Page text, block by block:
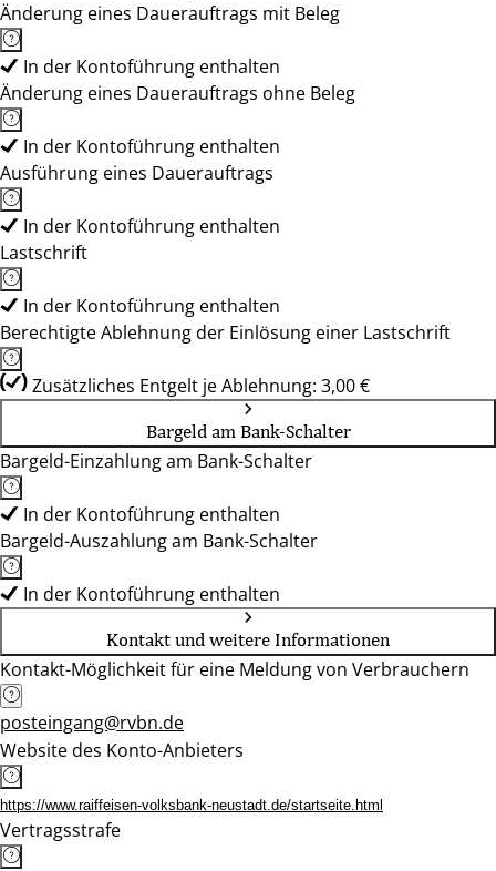
Änderung eines Dauerauftrags mit Beleg
In der Kontoführung enthalten
Änderung eines Dauerauftrags ohne Beleg
In der Kontoführung enthalten
Ausführung eines Dauerauftrags
In der Kontoführung enthalten
Lastschrift
In der Kontoführung enthalten
Berechtigte Ablehnung der Einlösung einer Lastschrift
Zusätzliches Entgelt je Ablehnung: 3,00 €
Bargeld am Bank-Schalter
Bargeld-Einzahlung am Bank-Schalter
In der Kontoführung enthalten
Bargeld-Auszahlung am Bank-Schalter
In der Kontoführung enthalten
Kontakt und weitere Informationen
Kontakt-Möglichkeit für eine Meldung von Verbrauchern
posteingang@rvbn.de
Website des Konto-Anbieters
https://www.raiffeisen-volksbank-neustadt.de/startseite.html
Vertragsstrafe